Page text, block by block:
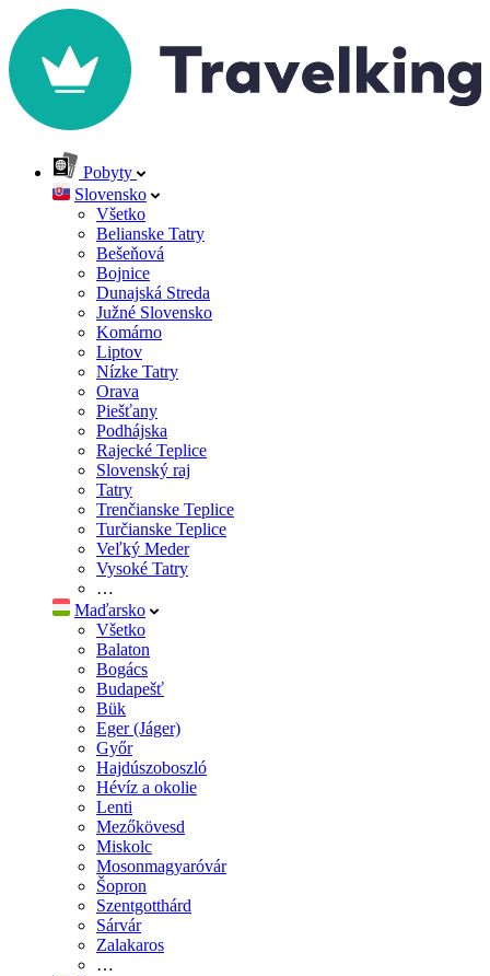
Pobyty
Slovensko
Všetko
Belianske Tatry
Bešeňová
Bojnice
Dunajská Streda
Južné Slovensko
Komárno
Liptov
Nízke Tatry
Orava
Piešťany
Podhájska
Rajecké Teplice
Slovenský raj
Tatry
Trenčianske Teplice
Turčianske Teplice
Veľký Meder
Vysoké Tatry
…
Maďarsko
Všetko
Balaton
Bogács
Budapešť
Bük
Eger (Jáger)
Győr
Hajdúszoboszló
Hévíz a okolie
Lenti
Mezőkövesd
Miskolc
Mosonmagyaróvár
Šopron
Szentgotthárd
Sárvár
Zalakaros
…